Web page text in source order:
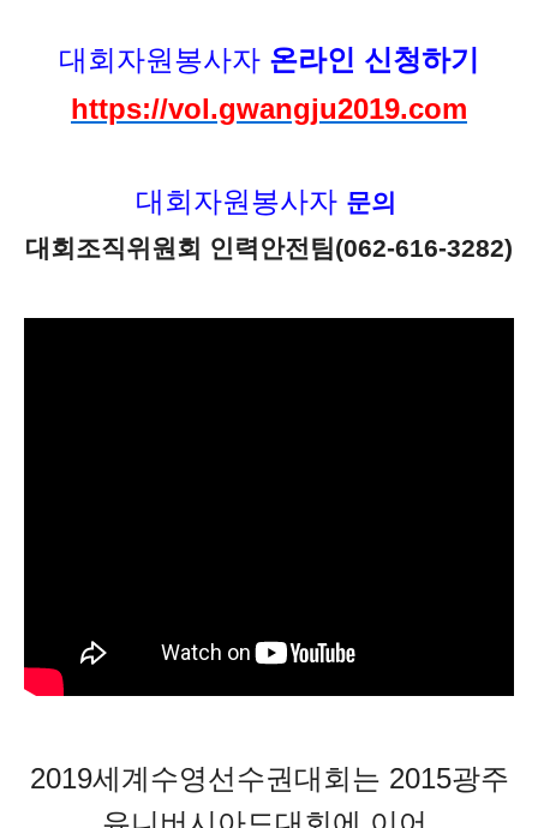
대회자원봉사자 온라인 신청하기
https://vol.gwangju2019.com
대회자원봉사자 문의
대회조직위원회 인력안전팀(062-616-3282)
2019세계수영선수권대회는 2015광주